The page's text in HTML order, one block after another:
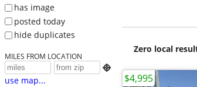
has image
posted today
hide duplicates
MILES FROM LOCATION

use map...
Zero local
$4,995